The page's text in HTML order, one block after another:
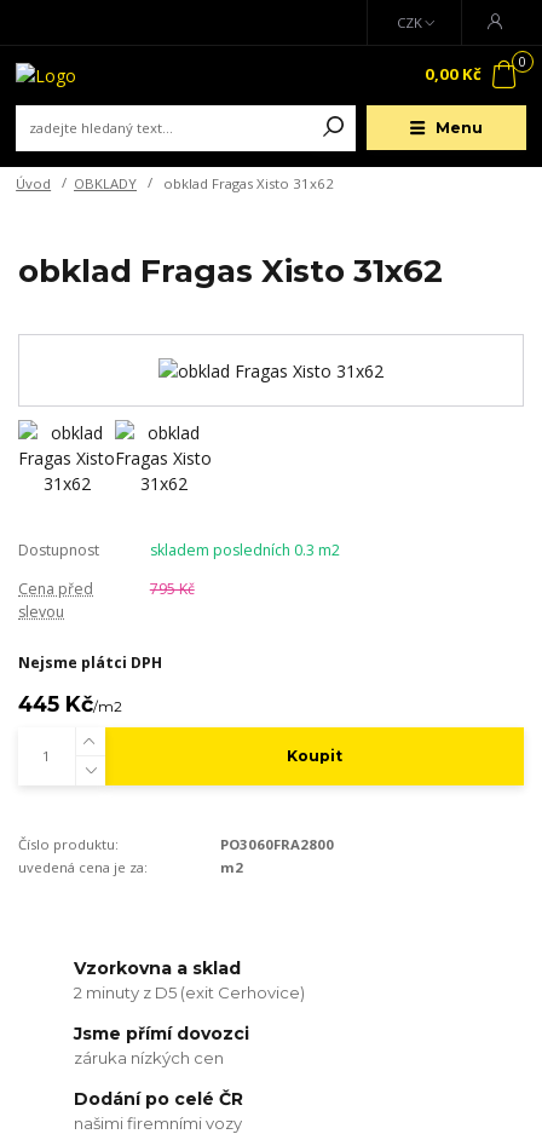
Menu
CZK
0
0,00 Kč
Úvod OBKLADY obklad Fragas Xisto 31x62
obklad Fragas Xisto 31x62
Dostupnost
skladem posledních 0.3 m2
Cena před
slevou
795 Kč
Nejsme plátci DPH
445 Kč/m2
Koupit
Číslo produktu:
PO3060FRA2800
uvedená cena je za:
m2
Vzorkovna a sklad
2 minuty z D5 (exit Cerhovice)
Jsme přímí dovozci
záruka nízkých cen
Dodání po celé ČR
našimi firemními vozy